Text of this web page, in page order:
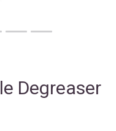
Degreaser